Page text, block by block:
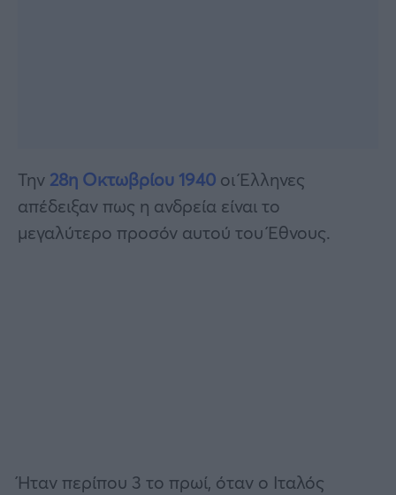
Την 28η Οκτωβρίου 1940 οι Έλληνες
απέδειξαν πως η ανδρεία είναι το
μεγαλύτερο προσόν αυτού του Έθνους.
Ήταν περίπου 3 το πρωί, όταν ο Ιταλός